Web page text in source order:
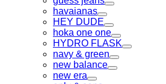
Toggle
havaianas
Toggle
HEY DUDE
Toggle
hoka one one
Toggle
HYDRO FLASK
Toggle
navy & green
Toggle
new balance
Toggle
new era